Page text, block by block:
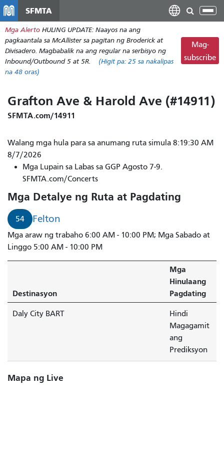
pangunahing
nilalaman
SFMTA
I-
ang
Mga Alerto HULING UPDATE: Naayos na ang
pagkaantala sa McAllister sa pagitan ng Broderick at
Divisadero. Magbabalik na ang regular na serbisyo ng
Inbound/Outbound 5 at 5R.
(Higit pa: 25 sa nakalipas
na 48 oras)
Mag-
subscribe
Grafton Ave & Harold Ave (#14911)
SFMTA.com/14911
Walang mga hula para sa anumang ruta simula 8:19:30 AM
8/7/2026
Mga Lupain sa Labas sa GGP Agosto 7-9.
SFMTA.com/Concerts
Mga Detalye ng Ruta at Pagdating
54 Felton
Mga araw ng trabaho 6:00 AM - 10:00 PM; Mga Sabado at
Linggo 5:00 AM - 10:00 PM
Destinasyon
Mga
Hinulaang
Pagdating
Daly City BART
Hindi
Magagamit
ang
Prediksyon
Mapa ng Live